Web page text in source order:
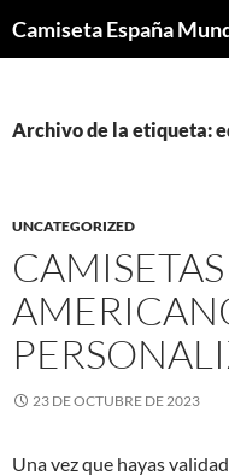
Camiseta España
Archivo de la etiqueta:
UNCATEGORIZED
23 DE OCTUBRE DE 2023
Una vez que hayas